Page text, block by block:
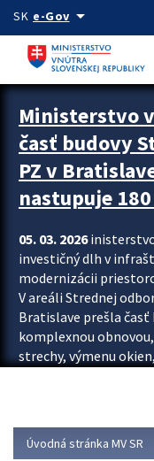
Preskocit na hlavný obsah
SK e-Govarrow_drop_down
Ministerstvo
časť budovy
PZ v
nastupuje
05. 03. 2026
investičný dlh v
modernizácii
V areáli Strednej
Bratislave prešla časť
komplexnou
strechy, výmenu
aj interiéru, kde
Viac
Úvodná stránka MV SR